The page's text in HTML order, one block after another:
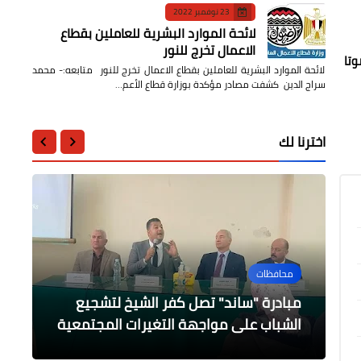
في منظمة العمل الدولية ،وذلك بـ386 صوتا مؤيدا، مقابل 15 صوتا
23 نوفمبر 2022
لائحة الموارد البشرية للعاملين بقطاع
الاعمال تخرج للنور
لائحة الموارد البشرية للعاملين بقطاع الاعمال تخرج للنور متابعه:- محمد
سراج الدين كشفت مصادر مؤكدة بوزارة قطاع الأعم…
اخترنا لك
الرياضة
كولر : الأهلي منافس قوي في كأس
العالم للأندية
محافظات
غنيم يتابع سير العمل وانتظام الخدمات
المقدمة للمواطنين خلال زيارته لوحدة
إبشنا الصحية
محافظات
مبادرة "ساند" تصل كفر الشيخ لتشجيع
الشباب على مواجهة التغيرات المجتمعية
محافظات
الغضبان يشارك في إجتماع مجلس جامعة
بورسعيد
محافظات
محافظ كفر الشيخ: افتتاح 8 معارض أهلا
رمضان بمدن المحافظة